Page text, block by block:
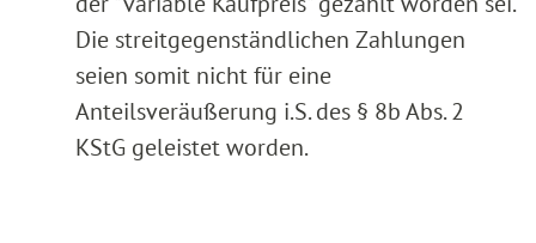
Die streitgegenständlichen Zahlungen
seien somit nicht für eine
Anteilsveräußerung i.S. des § 8b Abs. 2
KStG geleistet worden.